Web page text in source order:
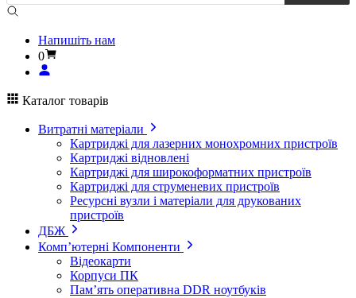
Напишіть нам
0
Каталог товарів
Витратні матеріали
Картриджі для лазерних монохромних пристроїв
Картриджі відновлені
Картриджі для широкоформатних пристроїв
Картриджі для струменевих пристроїв
Ресурсні вузли і матеріали для друкованих
пристроїв
ДБЖ
Комп’ютерні Компоненти
Відеокарти
Корпуси ПК
Пам’ять оперативна DDR ноутбуків